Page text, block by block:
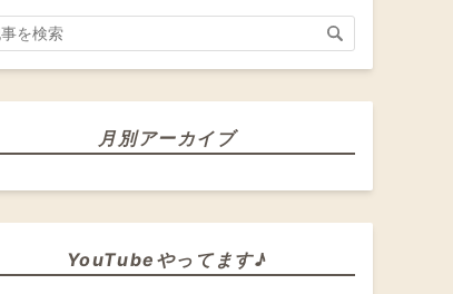
月別アーカイブ
YouTubeやってます♪